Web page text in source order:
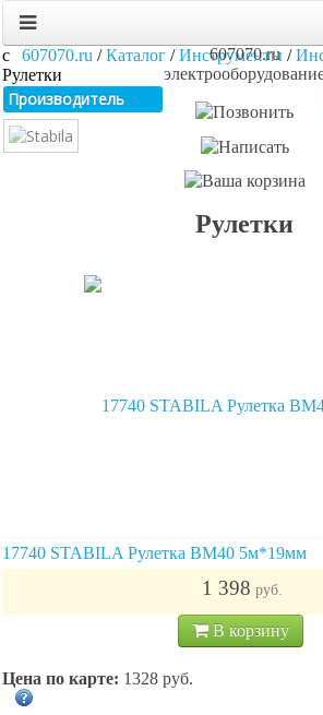
607070.ru
607070.ru /Каталог /Инструменты /
Рулетки
Производитель
Рулетки
17740 STABILA Рулетка BM40 5м*19мм
1 398 руб.
В корзину
Цена по карте: 1328 руб.